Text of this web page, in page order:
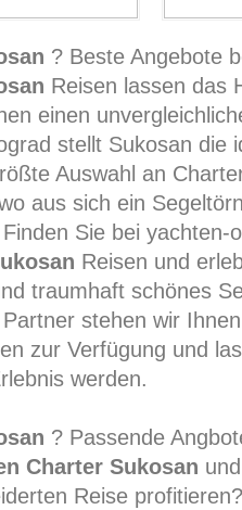
? Beste Angebote
Reisen lassen das
einen
stellt Sukosan die
Auswahl an
aus sich ein
Sie bei yachten-
Reisen und
traumhaft schönes
stehen wir
zur Verfügung und
werden.
? Passende
Charter Sukosan
Reise